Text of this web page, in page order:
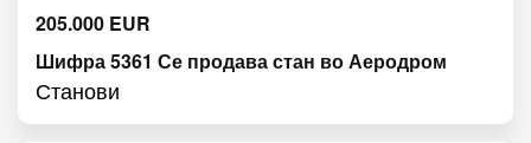
205.000 EUR
Шифра 5361 Се продава стан во Аеродром
Станови